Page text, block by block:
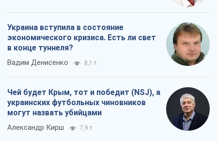
Украина вступила в состояние
экономического кризиса. Есть ли свет
в конце туннеля?
Вадим Денисенко 8,1 т.
Чей будет Крым, тот и победит (NSJ), а
украинских футбольных чиновников
могут назвать убийцами
Александр Кирш 7,9 т.